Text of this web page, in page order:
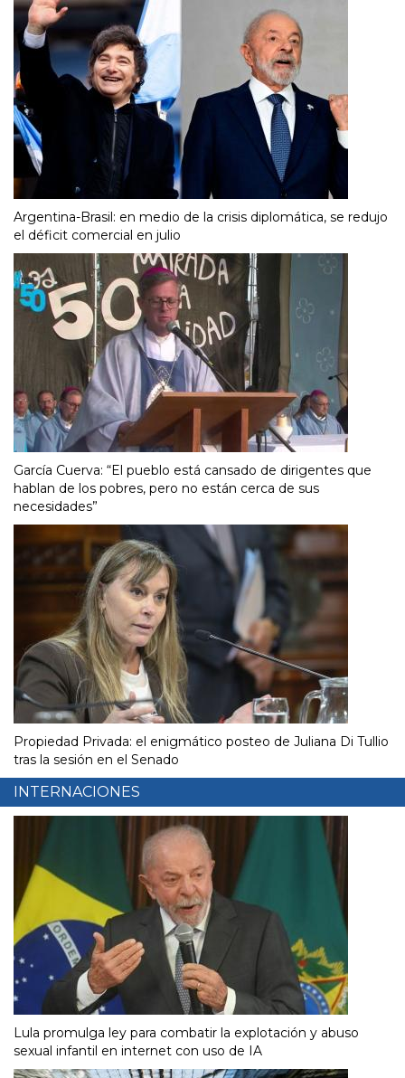
Argentina-Brasil: en medio de la crisis diplomática, se redujo
el déficit comercial en julio
García Cuerva: “El pueblo está cansado de dirigentes que
hablan de los pobres, pero no están cerca de sus
necesidades”
Propiedad Privada: el enigmático posteo de Juliana Di Tullio
tras la sesión en el Senado
INTERNACIONES
Lula promulga ley para combatir la explotación y abuso
sexual infantil en internet con uso de IA